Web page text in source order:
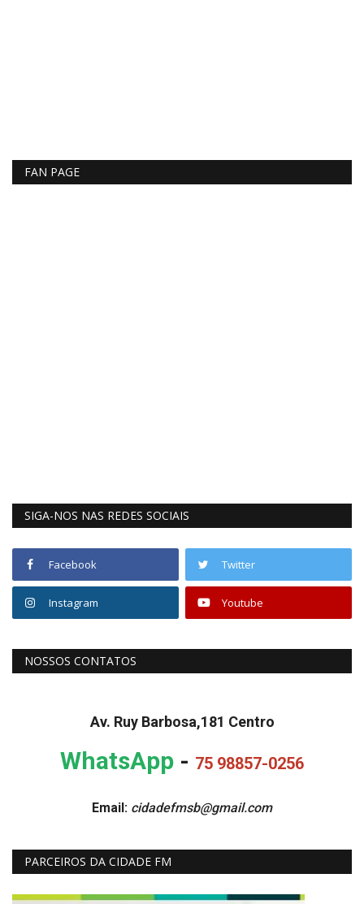
FAN PAGE
SIGA-NOS NAS REDES SOCIAIS
Facebook Twitter
Instagram Youtube
NOSSOS CONTATOS
Av. Ruy Barbosa,181 Centro
WhatsApp - 75 98857-0256
Email: cidadefmsb@gmail.com
PARCEIROS DA CIDADE FM